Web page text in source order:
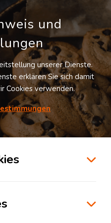
Ergebnisse ergeben. Bitte
an.
und
unserer Dienste.
erklären Sie sich damit
Cookies verwenden.